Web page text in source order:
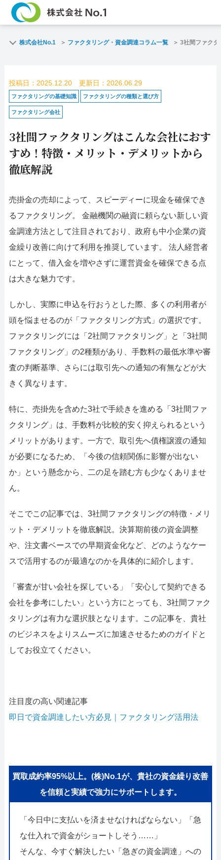
ファクタリン
よくある質問
企業情報
名古屋支店HP 福岡支店HP
052-414-4107
おすすめ記事
ファクタリングで通りやすい会
株式会社No.1 ファクタリング・資金調達コラム一覧 3社間ファクタ
投稿日：2025.12.20 更新日：2026.06.29
ファクタリングの基礎知識 ファクタリングの種類と選び方
ファクタリング会社
3社間ファクタリングはこんな会社におす
すめ！特徴・メリット・デメリットから
徹底解説
売掛金の売却によって、スピーディーに現金を確保でき
るファクタリング。 金融機関の融資に頼らない新しい資
金調達方法として注目されており、政府も中小企業の資
金繰り改善に向けて利用を推奨しています。 法人経営者
にとって、借入金を増やさずに運営資金を確保できる点
は大きな魅力です。
しかし、実際に申込を行おうとした際、多くの利用者が
頭を悩ませるのが「ファクタリング方式」の選択です。
ファクタリングには「2社間ファクタリング」と「3社間
ファクタリング」の2種類があり、手数料の最低水準や審
査の判断基準、さらには取引先への通知の有無などが大
きく異なります。
特に、売掛先を含めた3社で手続きを進める「3社間ファ
クタリング」は、手数料が比較的安く抑えられるという
メリットがあります。一方で、取引先へ債権譲渡の通知
が必要になるため、「今後の信頼関係に影響が出ない
か」という懸念から、二の足を踏む方も少なくありませ
ん。
そこでこの記事では、3社間ファクタリングの特徴・メリ
ット・デメリットを徹底解説。決算期前後の資金調整
や、注文書ベースでの早期資金化など、どのようなケー
スで活用するのが最適なのかを具体的に紹介します。
「審査が甘い会社を探している」「安心して契約できる
会社を参考にしたい」という方にとっても、3社間ファク
タリングは有力な選択肢となります。この記事を、貴社
のビジネスをよりスムーズに加速させるためのガイドと
してお役立てください。
注目度の高い関連記事
即日で資金調達したい方必見｜ファクタリング活用法
買取成約率95%以上。(株)No.1が、貴社の資金繰り改善
を信頼と実績で強力にサポートします。
「今日中に支払いを済ませなければならない」「急
な仕入れで資金がショートしそう……」
そんな、今すぐ解決したい「急ぎの資金調達」への